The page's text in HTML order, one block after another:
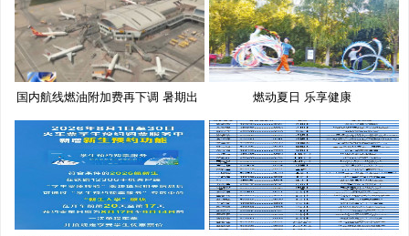
国内航线燃油附加费再下调 暑期出 燃动夏日 乐享健康